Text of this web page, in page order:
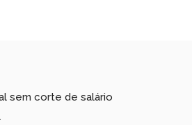
sem corte de salário